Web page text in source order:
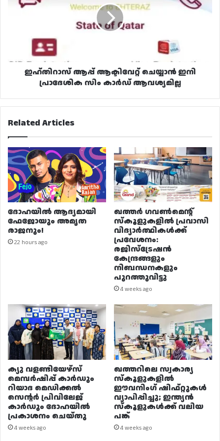
ചെയ്യാൻ
ആവശ്യമില്ല
ഇഹ്തിറാസ് ആപ്പ് ആക്ടിവേറ്റ് ചെയ്യാൻ ഇനി
പ്രാദേശിക സിം കാർഡ് ആവശ്യമില്ല
Related Articles
ദോഹയിൽ ആദ്യമായി
ഫേജോയും അമൃത
രാജനും!
22 hours ago
ഖത്തർ ഗവൺമെന്റ്
സ്കൂളുകളിൽ പ്രവാസി
വിദ്യാർത്ഥികൾക്ക്
പ്രവേശനം:
രജിസ്ട്രേഷൻ
കേന്ദ്രങ്ങളും
നിബന്ധനകളും
പുറത്തുവിട്ടു
4 weeks ago
ക്യു വളണ്ടിയേഴ്‌സ്
മെമ്പർഷിപ്പ് കാർഡും
റിയാദ മെഡിക്കൽ
സെന്റർ പ്രിവിലേജ്
കാർഡും ദോഹയിൽ
പ്രകാശനം ചെയ്തു
4 weeks ago
ഖത്തറിലെ സ്വകാര്യ
സ്കൂളുകളിൽ
ഈവനിംഗ് ഷിഫ്റ്റുകൾ
വ്യാപിപ്പിച്ചു; ഇന്ത്യൻ
സ്കൂളുകൾക്ക് വലിയ
പങ്ക്
4 weeks ago